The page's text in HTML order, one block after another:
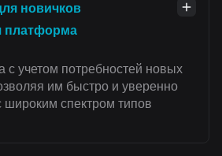
новичков
платформа
с учетом потребностей новых
им быстро и уверенно
широким спектром типов